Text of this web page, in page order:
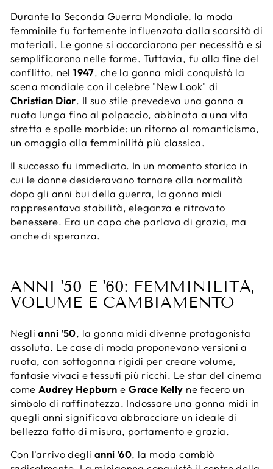
Durante la Seconda Guerra Mondiale, la moda
femminile fu fortemente influenzata dalla scarsità di
materiali. Le gonne si accorciarono per necessità e si
semplificarono nelle forme. Tuttavia, fu alla fine del
conflitto, nel1947, che la gonna midi conquistò la
scena mondiale con il celebre "New Look" di
Christian Dior. Il suo stile prevedeva una gonna a
ruota lunga fino al polpaccio, abbinata a una vita
stretta e spalle morbide: un ritorno al romanticismo,
un omaggio alla femminilità più classica.
Il successo fu immediato. In un momento storico in
cui le donne desideravano tornare alla normalità
dopo gli anni bui della guerra, la gonna midi
rappresentava stabilità, eleganza e ritrovato
benessere. Era un capo che parlava di grazia, ma
anche di speranza.
ANNI '50 E '60: FEMMINILITÀ,
VOLUME E CAMBIAMENTO
Neglianni '50, la gonna midi divenne protagonista
assoluta. Le case di moda proponevano versioni a
ruota, con sottogonna rigidi per creare volume,
fantasie vivaci e tessuti più ricchi. Le star del cinema
come Audrey Hepburn eGrace Kelly ne fecero un
simbolo di raffinatezza. Indossare una gonna midi in
quegli anni significava abbracciare un ideale di
bellezza fatto di misura, portamento e grazia.
Con l'arrivo degli anni '60, la moda cambiò